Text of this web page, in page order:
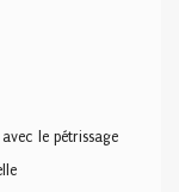
le pétrissage